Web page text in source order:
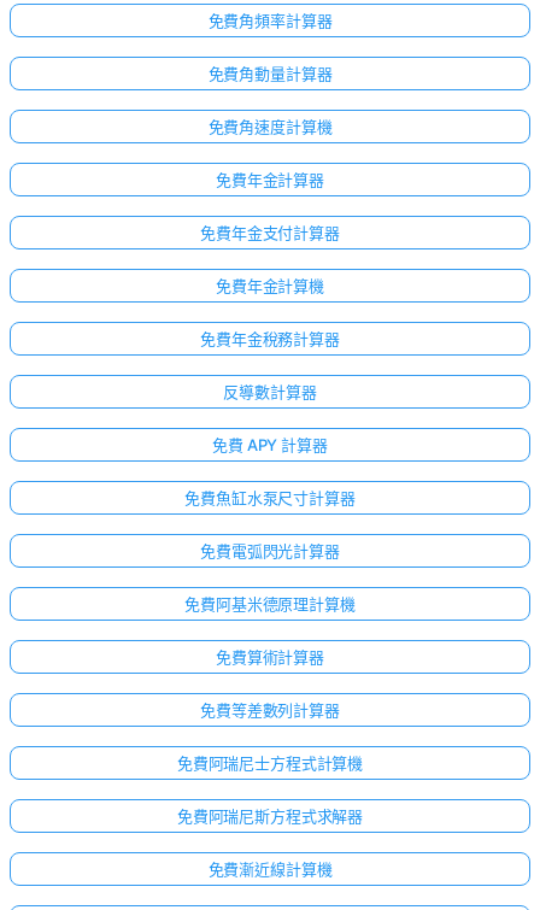
問
題
免費角頻率計算器
免費角動量計算器
免費角速度計算機
免費年金計算器
免費年金支付計算器
免費年金計算機
免費年金稅務計算器
反導數計算器
免費 APY 計算器
免費魚缸水泵尺寸計算器
免費電弧閃光計算器
免費阿基米德原理計算機
免費算術計算器
免費等差數列計算器
免費阿瑞尼士方程式計算機
免費阿瑞尼斯方程式求解器
免費漸近線計算機